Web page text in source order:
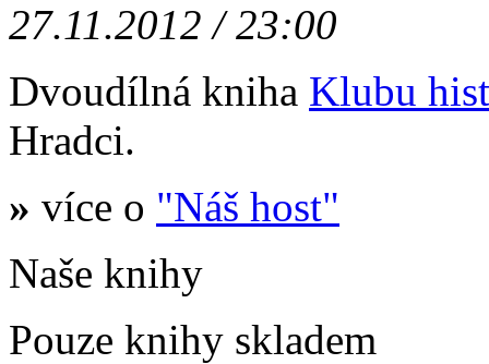
27.11.2012 / 23:00
Dvoudílná kniha Klubu
Hradci.
» více o "Náš host"
Naše knihy
Pouze knihy skladem